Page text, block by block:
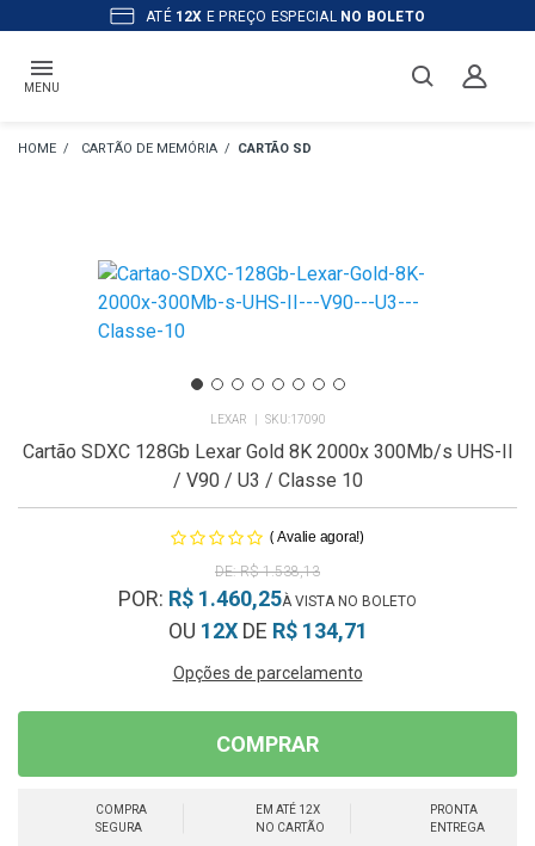
ATÉ 12X E PREÇO ESPECIAL NO BOLETO
MENU
CARTÃO DE MEMÓRIA CARTÃO SD
LEXAR 17090
Cartão SDXC 128Gb Lexar Gold 8K 2000x 300Mb/s UHS-II
/ V90 / U3 / Classe 10
(Avalie agora!)
R$ 1.538,13
POR: R$ 1.460,25
OU 12XDE R$ 134,71
Opções de parcelamento
COMPRAR
COMPRA
SEGURA
EM ATÉ 12X
NO CARTÃO
PRONTA
ENTREGA